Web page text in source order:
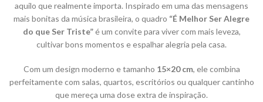
aquilo que realmente importa. Inspirado em uma das mensagens
mais bonitas da música brasileira, o quadro “É Melhor Ser Alegre
do que Ser Triste”é um convite para viver com mais leveza,
cultivar bons momentos e espalhar alegria pela casa.
Com um design moderno e tamanho 15×20 cm, ele combina
perfeitamente com salas, quartos, escritórios ou qualquer cantinho
que mereça uma dose extra de inspiração.